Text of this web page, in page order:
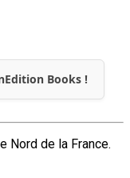
Books !
Nord de la France.